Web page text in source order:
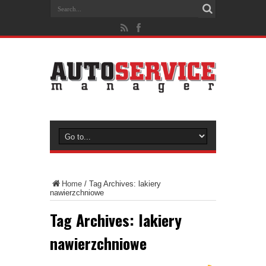
Home / Tag Archives: lakiery
nawierzchniowe
Tag Archives: lakiery
nawierzchniowe